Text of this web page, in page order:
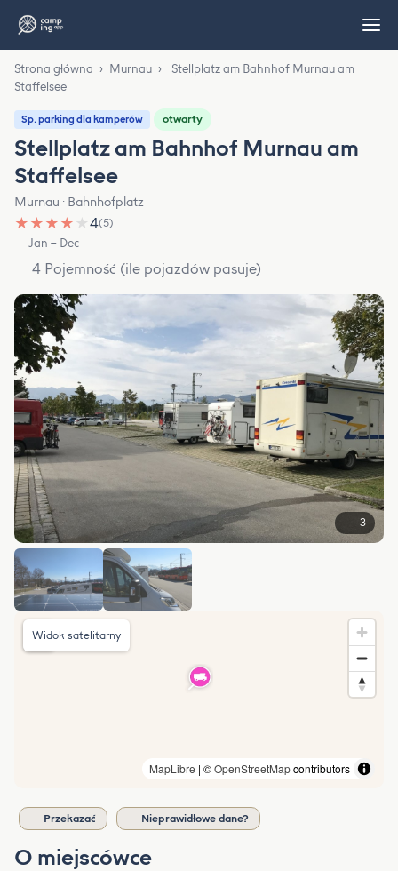
Strona główna › Murnau ›
Stellplatz am Bahnhof Murnau am
Staffelsee
Sp. parking dla kamperów otwarty
Stellplatz am Bahnhof Murnau am
Staffelsee
Murnau · Bahnhofplatz
★ ★ ★ ★ ★4(5)
Jan – Dec
4 Pojemność (ile pojazdów pasuje)
3
MapLibre | ©OpenStreetMapcontributors
Widok satelitarny
Przekazać Nieprawidłowe dane?
O miejscówce